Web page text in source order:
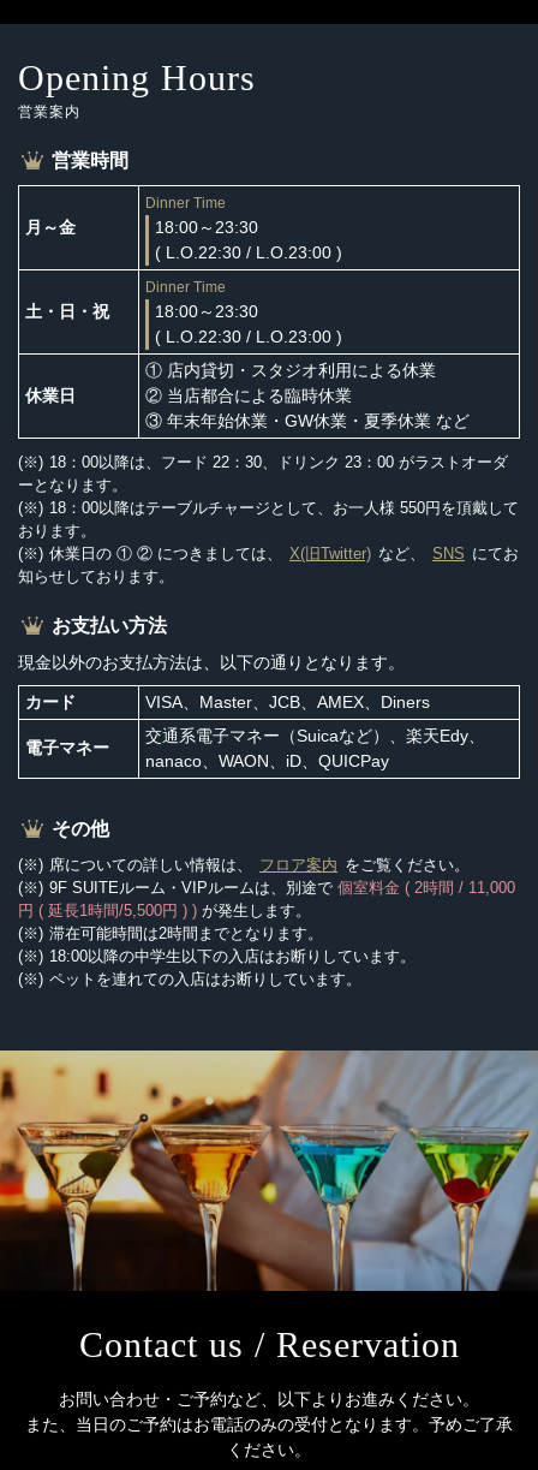
Opening Hours
営業案内
営業時間
月～金
Dinner Time
18:00～23:30
( L.O.22:30 / L.O.23:00 )
土・日・祝
Dinner Time
18:00～23:30
( L.O.22:30 / L.O.23:00 )
休業日
① 店内貸切・スタジオ利用による休業
② 当店都合による臨時休業
③ 年末年始休業・GW休業・夏季休業 など
18：00以降は、フード 22：30、ドリンク 23：00 がラストオーダ
ーとなります。
18：00以降はテーブルチャージとして、お一人様 550円を頂戴して
おります。
休業日の ① ② につきましては、
X(旧Twitter) など、 SNS にてお
知らせしております。
お支払い方法
現金以外のお支払方法は、以下の通りとなります。
カード VISA、Master、JCB、AMEX、Diners
電子マネー
交通系電子マネー（Suicaなど）、楽天Edy、
nanaco、WAON、iD、QUICPay
その他
席についての詳しい情報は、 フロア案内 をご覧ください。
9F SUITEルーム・VIPルームは、別途で 個室料金 ( 2時間 / 11,000
円 ( 延長1時間/5,500円 ) ) が発生します。
滞在可能時間は2時間までとなります。
18:00以降の中学生以下の入店はお断りしています。
ペットを連れての入店はお断りしています。
Contact us / Reservation
お問い合わせ・ご予約など、以下よりお進みください。
また、当日のご予約はお電話のみの受付となります。予めご了承
ください。